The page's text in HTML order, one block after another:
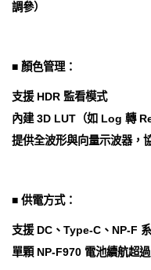
調參）
■ 顏色管理：
支援 HDR 監看模式
內建 3D LUT（如 Log 轉
提供全波形與向量示波器，
■ 供電方式：
支援 DC、Type-C、NP-F
單顆 NP-F970 電池續航超